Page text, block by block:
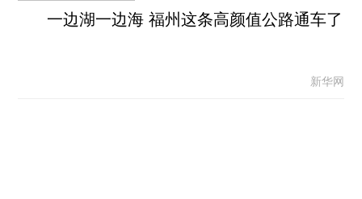
一边湖一边海 福州这条高颜值公路通车了
新华网